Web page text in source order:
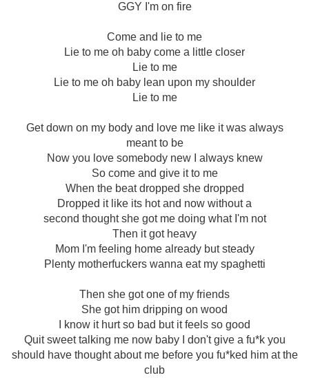
GGY I'm on fire
Come and lie to me
Lie to me oh baby come a little closer
Lie to me
Lie to me oh baby lean upon my shoulder
Lie to me
Get down on my body and love me like it was always
meant to be
Now you love somebody new I always knew
So come and give it to me
When the beat dropped she dropped
Dropped it like its hot and now without a
second thought she got me doing what I'm not
Then it got heavy
Mom I'm feeling home already but steady
Plenty motherfuckers wanna eat my spaghetti
Then she got one of my friends
She got him dripping on wood
I know it hurt so bad but it feels so good
Quit sweet talking me now baby I don't give a fu*k you
should have thought about me before you fu*ked him at the
club